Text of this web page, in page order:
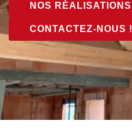
NOS RÉALISATIONS
CONTACTEZ-NOUS !